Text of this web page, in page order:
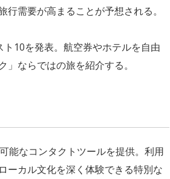
需要が高まることが予想される。
ト10を発表。航空券やホテルを自由
ならではの旅を紹介する。
能なコンタクトツールを提供。利用
ーカル文化を深く体験できる特別な